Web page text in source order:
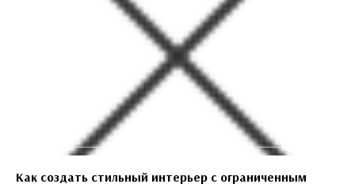
Как создать стильный интерьер с ограниченным